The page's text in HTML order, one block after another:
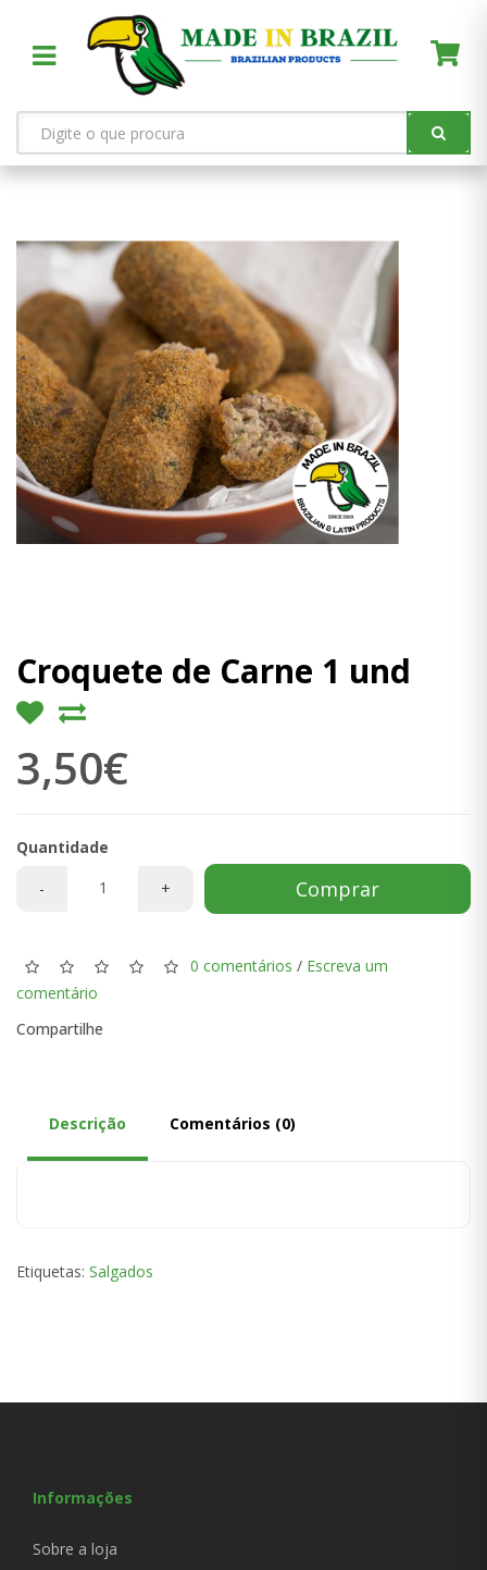
Croquete de Carne 1 und
3,50€
Quantidade
-
+ Comprar
0 comentários / Escreva um
comentário
Compartilhe
Descrição Comentários (0)
Etiquetas: Salgados
Informações
Sobre a loja